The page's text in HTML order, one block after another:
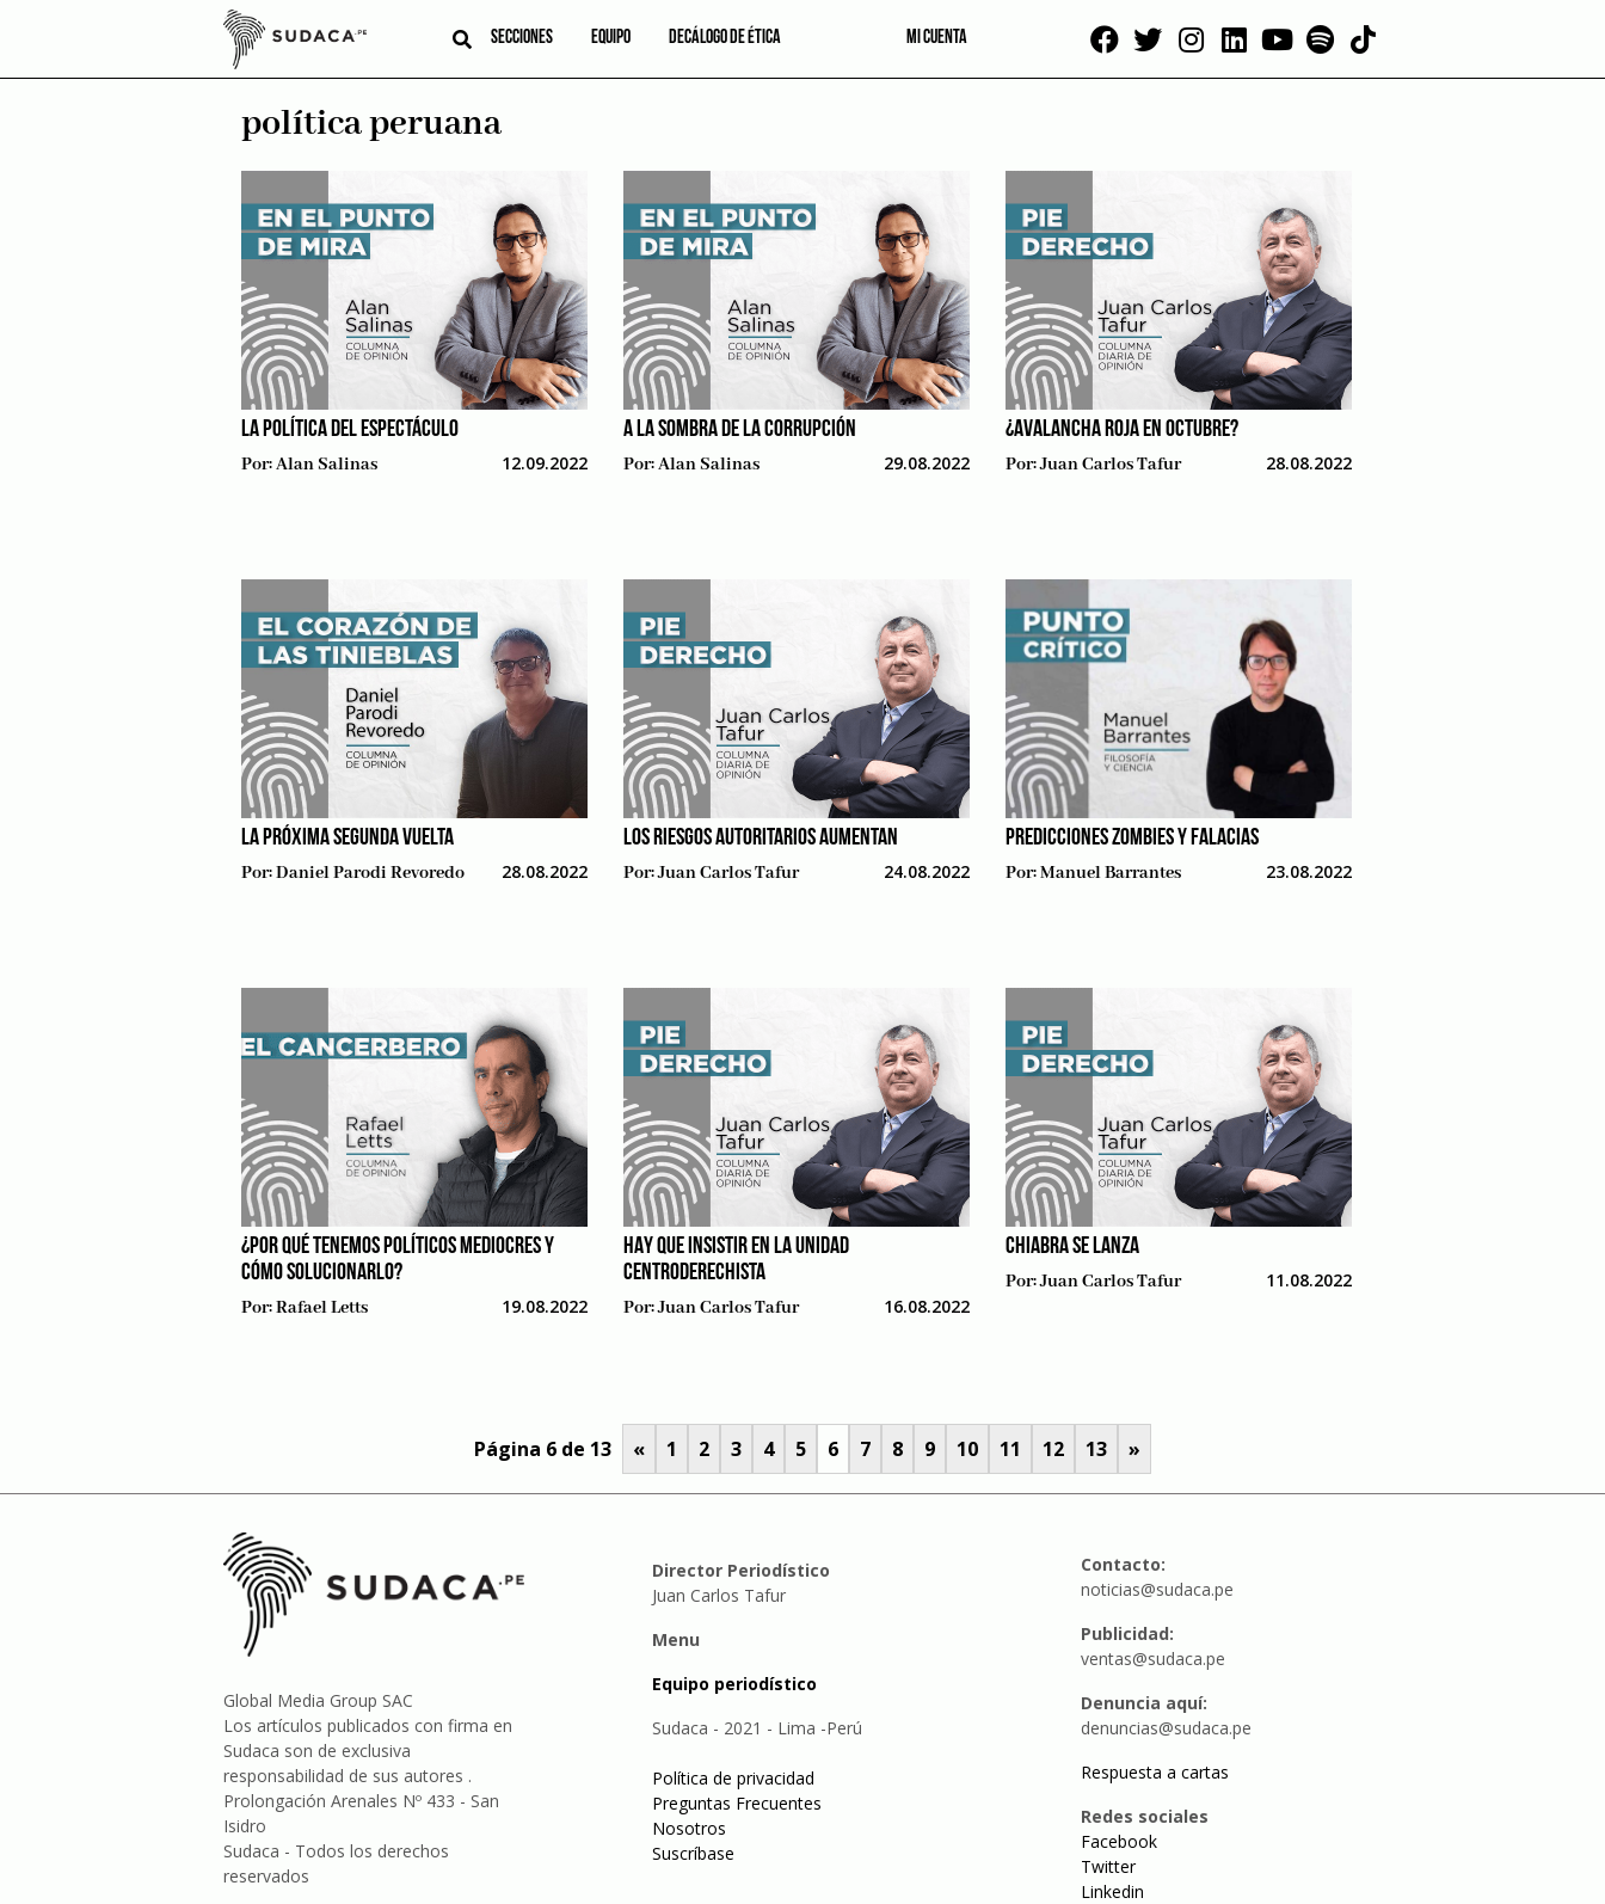
SECCIONES EQUIPO DECÁLOGO DE ÉTICA MI CUENTA
política peruana
LA POLÍTICA DEL ESPECTÁCULO
Por:Alan Salinas 12.09.2022
A LA SOMBRA DE LA CORRUPCIÓN
Por:Alan Salinas 29.08.2022
¿AVALANCHA ROJA EN OCTUBRE?
Por:Juan Carlos Tafur 28.08.2022
LA PRÓXIMA SEGUNDA VUELTA
Por:Daniel Parodi Revoredo 28.08.2022
LOS RIESGOS AUTORITARIOS AUMENTAN
Por:Juan Carlos Tafur 24.08.2022
PREDICCIONES ZOMBIES Y FALACIAS
Por:Manuel Barrantes 23.08.2022
¿POR QUÉ TENEMOS POLÍTICOS MEDIOCRES Y
CÓMO SOLUCIONARLO?
Por:Rafael Letts 19.08.2022
HAY QUE INSISTIR EN LA UNIDAD
CENTRODERECHISTA
Por:Juan Carlos Tafur 16.08.2022
CHIABRA SE LANZA
Por:Juan Carlos Tafur 11.08.2022
Página 6 de 13 « 1 2 3 4 5 6 7 8 9 10 11 12 13 »
Global Media Group SAC
Los artículos publicados con firma en
Sudaca son de exclusiva
responsabilidad de sus autores .
Prolongación Arenales Nº 433 - San
Isidro
Sudaca - Todos los derechos
reservados
Director Periodístico
Juan Carlos Tafur
Menu
Equipo periodístico
Sudaca - 2021 - Lima -Perú
Política de privacidad
Preguntas Frecuentes
Nosotros
Suscríbase
Contacto:
noticias@sudaca.pe
Publicidad:
ventas@sudaca.pe
Denuncia aquí:
denuncias@sudaca.pe
Respuesta a cartas
Redes sociales
Facebook
Twitter
Linkedin